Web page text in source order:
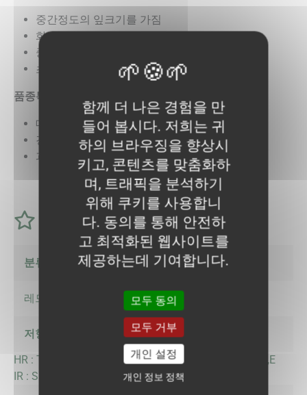
중간정도의 잎크기를 가짐
화방 당 4과착과
중간정도의 절간을 가짐
초세가 강함
품종특성2
대과종 품종(Avr.230~250g)
경도가 우수함
과균일도가 우수해 시장성 높음
분류
레드토마토
저항성
HR : ToMV::0,1,2, Va::0, Vd::0, Fol::0,1, for, Pf:: A,B,C,D,E
IR : Ss, TSWV:T0, TYLCV
함께 더 나은 경험을 만
들어 봅시다. 저희는 귀
하의 브라우징을 향상시
키고, 콘텐츠를 맞춤화하
며, 트래픽을 분석하기
위해 쿠키를 사용합니
다. 동의를 통해 안전하
고 최적화된 웹사이트를
제공하는데 기여합니다.
모두 동의
모두 거부
개인 설정
개인 정보 정책